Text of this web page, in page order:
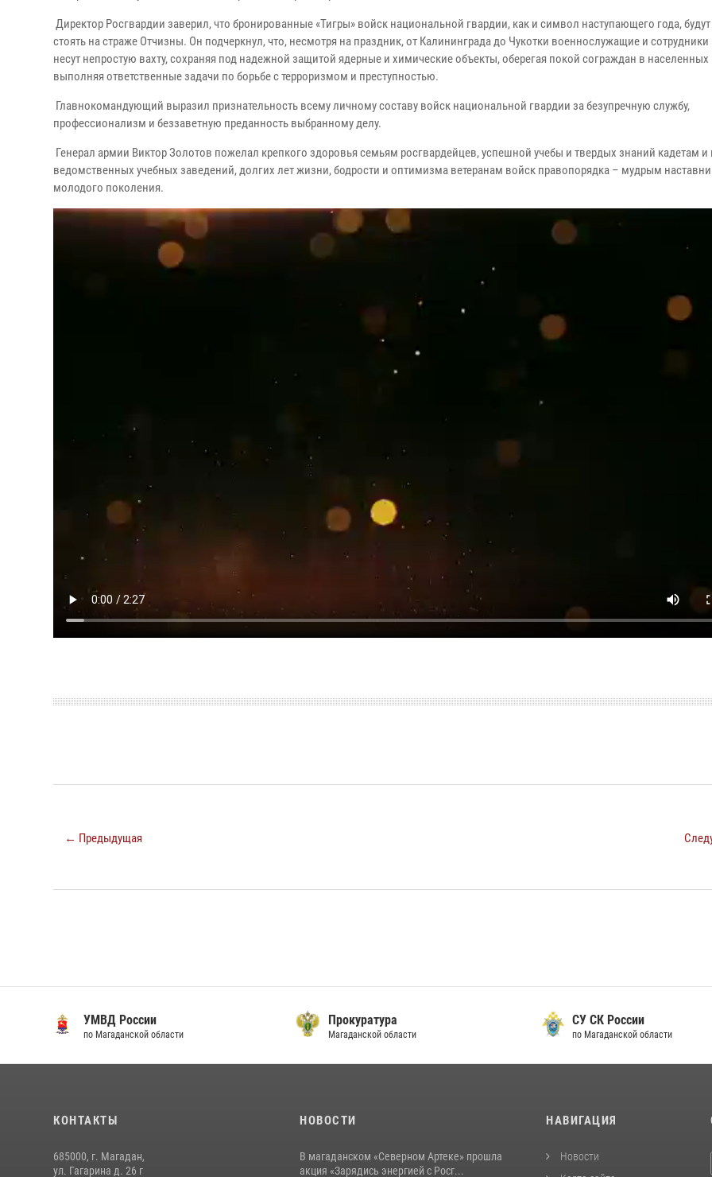
Директор Росгвардии заверил, что бронированные «Тигры» войск национальной гвардии, как и символ наступающего года, будут
стоять на страже Отчизны. Он подчеркнул, что, несмотря на праздник, от Калининграда до Чукотки военнослужащие и
несут непростую вахту, сохраняя под надежной защитой ядерные и химические объекты, оберегая покой сограждан в населенных
выполняя ответственные задачи по борьбе с терроризмом и преступностью.
Главнокомандующий выразил признательность всему личному составу войск национальной гвардии за безупречную службу,
профессионализм и беззаветную преданность выбранному делу.
Генерал армии Виктор Золотов пожелал крепкого здоровья семьям росгвардейцев, успешной учебы и твердых знаний кадетам и
ведомственных учебных заведений, долгих лет жизни, бодрости и оптимизма ветеранам войск правопорядка – мудрым
молодого поколения.
← Предыдущая
УМВД России
по Магаданской области
Прокуратура
Магаданской области
СУ СК России
по Магаданской области
КОНТАКТЫ
685000, г. Магадан,
ул. Гагарина д. 26 г
НОВОСТИ
В магаданском «Северном Артеке» прошла
акция «Зарядись энергией с Росг...
НАВИГАЦИЯ
Новости